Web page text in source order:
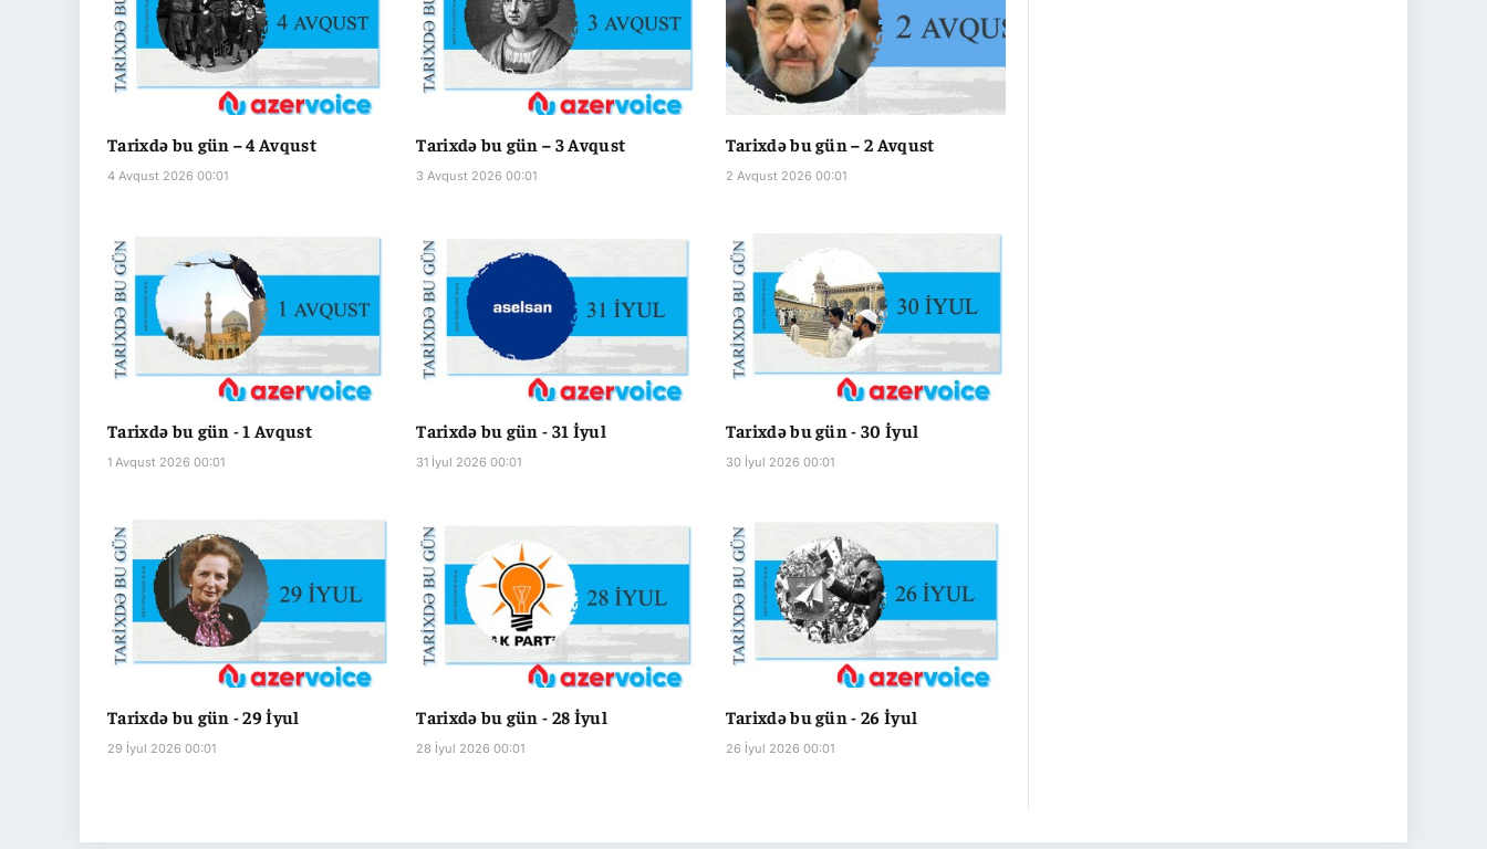
Tarixdə bu gün – 4 Avqust
4 Avqust 2026 00:01
Tarixdə bu gün – 3 Avqust
3 Avqust 2026 00:01
Tarixdə bu gün – 2 Avqust
2 Avqust 2026 00:01
Tarixdə bu gün - 1 Avqust
1 Avqust 2026 00:01
Tarixdə bu gün - 31 İyul
31 İyul 2026 00:01
Tarixdə bu gün - 30 İyul
30 İyul 2026 00:01
Tarixdə bu gün - 29 İyul
29 İyul 2026 00:01
Tarixdə bu gün - 28 İyul
28 İyul 2026 00:01
Tarixdə bu gün - 26 İyul
26 İyul 2026 00:01